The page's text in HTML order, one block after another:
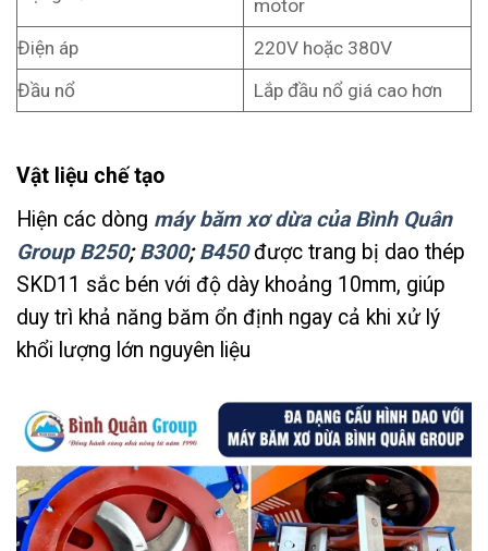
motor
Điện áp
220V hoặc 380V
Đầu nổ
Lắp đầu nổ giá cao hơn
Vật liệu chế tạo
Hiện các dòng máy băm xơ dừa của Bình Quân
Group B250;B300;B450 được trang bị dao thép
SKD11 sắc bén với độ dày khoảng 10mm, giúp
duy trì khả năng băm ổn định ngay cả khi xử lý
khổi lượng lớn nguyên liệu